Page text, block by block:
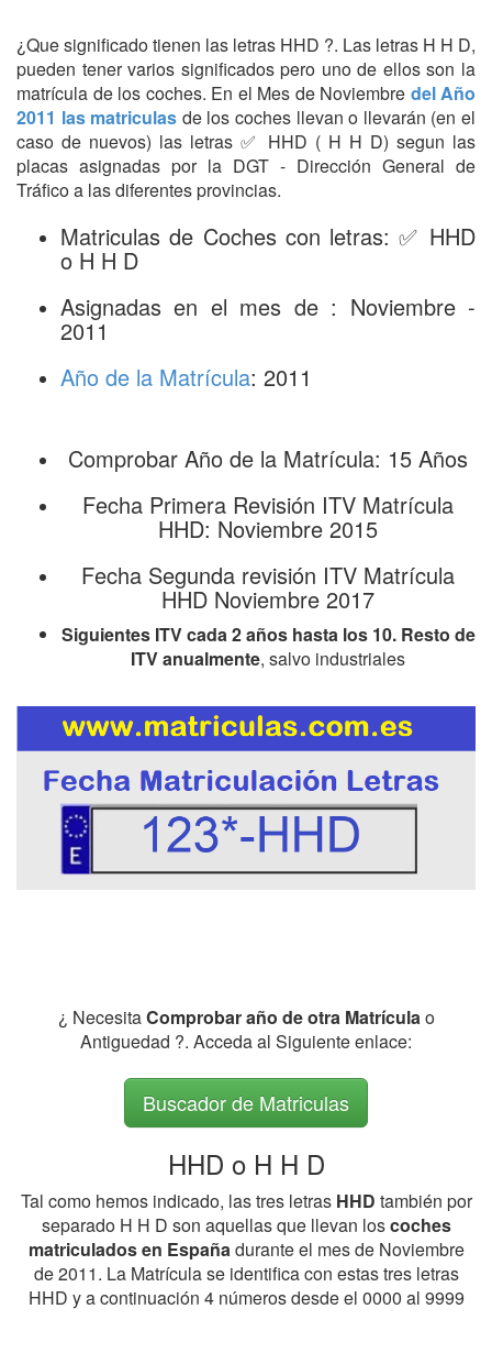
¿Que significado tienen las letras HHD ?. Las letras H H D,
pueden tener varios significados pero uno de ellos son la
matrícula de los coches. En el Mes de Noviembre del Año
2011 las matriculas de los coches llevan o llevarán (en el
caso de nuevos) las letras ✅ HHD ( H H D) segun las
placas asignadas por la DGT - Dirección General de
Tráfico a las diferentes provincias.
Matriculas de Coches con letras: ✅ HHD
o H H D
Asignadas en el mes de : Noviembre -
2011
Año de la Matrícula: 2011
Comprobar Año de la Matrícula: 15 Años
Fecha Primera Revisión ITV Matrícula
HHD: Noviembre 2015
Fecha Segunda revisión ITV Matrícula
HHD Noviembre 2017
Siguientes ITV cada 2 años hasta los 10. Resto de
ITV anualmente, salvo industriales
¿ NecesitaComprobar año de otra Matrículao
Antiguedad ?. Acceda al Siguiente enlace:
Buscador de Matriculas
HHD o H H D
Tal como hemos indicado, las tres letras HHD también por
separado H H D son aquellas que llevan loscoches
matriculados en Españadurante el mes de Noviembre
de 2011. La Matrícula se identifica con estas tres letras
HHD y a continuación 4 números desde el 0000 al 9999